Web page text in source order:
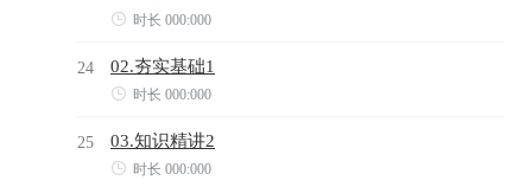
 时长 000:000
24 02.夯实基础1
 时长 000:000
25 03.知识精讲2
 时长 000:000